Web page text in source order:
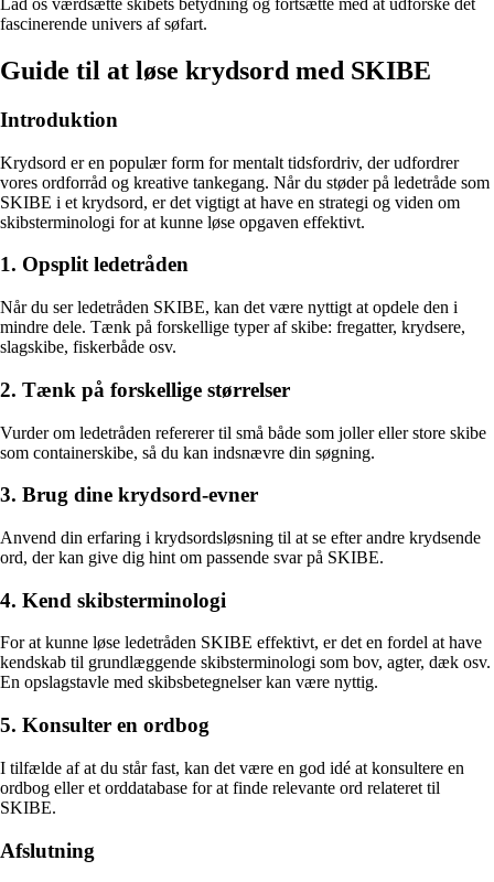
Lad os værdsætte skibets betydning og fortsætte med at udforske det
fascinerende univers af søfart.
Guide til at løse krydsord med SKIBE
Introduktion
Krydsord er en populær form for mentalt tidsfordriv, der udfordrer
vores ordforråd og kreative tankegang. Når du støder på ledetråde som
SKIBE i et krydsord, er det vigtigt at have en strategi og viden om
skibsterminologi for at kunne løse opgaven effektivt.
1. Opsplit ledetråden
Når du ser ledetråden SKIBE, kan det være nyttigt at opdele den i
mindre dele. Tænk på forskellige typer af skibe: fregatter, krydsere,
slagskibe, fiskerbåde osv.
2. Tænk på forskellige størrelser
Vurder om ledetråden refererer til små både som joller eller store skibe
som containerskibe, så du kan indsnævre din søgning.
3. Brug dine krydsord-evner
Anvend din erfaring i krydsordsløsning til at se efter andre krydsende
ord, der kan give dig hint om passende svar på SKIBE.
4. Kend skibsterminologi
For at kunne løse ledetråden SKIBE effektivt, er det en fordel at have
kendskab til grundlæggende skibsterminologi som bov, agter, dæk osv.
En opslagstavle med skibsbetegnelser kan være nyttig.
5. Konsulter en ordbog
I tilfælde af at du står fast, kan det være en god idé at konsultere en
ordbog eller et orddatabase for at finde relevante ord relateret til
SKIBE.
Afslutning